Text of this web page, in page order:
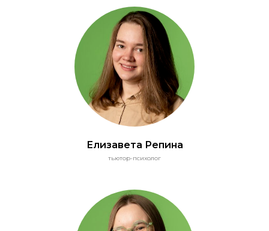
Елизавета Репина
тьютор-психолог